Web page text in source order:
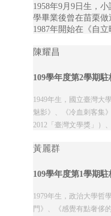
1958年9月9日生，
學畢業後曾在苗栗做
1987年開始在《自
〈去...
陳耀昌
109學年度第2學期
1949年生，國立臺灣大
魅影》、《冷血刺客集
2012「臺灣文學獎」）
黃麗群
109學年度第1學期
1979年生，政治大學哲
門》、《感覺有點奢侈